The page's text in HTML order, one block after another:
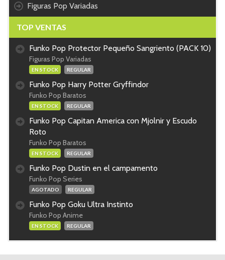
Figuras Pop Variadas
TOP VENTAS
Funko Pop Protector Pequeño Sangriento (PACK 10)
Figuras Pop Variadas
EN STOCK REGULAR
Funko Pop Harry Potter Gryffindor
Funko Pop Baratos
EN STOCK REGULAR
Funko Pop Capitan America con Mjolnir y Escudo
Roto
Funko Pop Baratos
EN STOCK REGULAR
Funko Pop Dustin en el campamento
Funko Pop Series
AGOTADO REGULAR
Funko Pop Goku Ultra Instinto
Funko Pop Anime
EN STOCK REGULAR